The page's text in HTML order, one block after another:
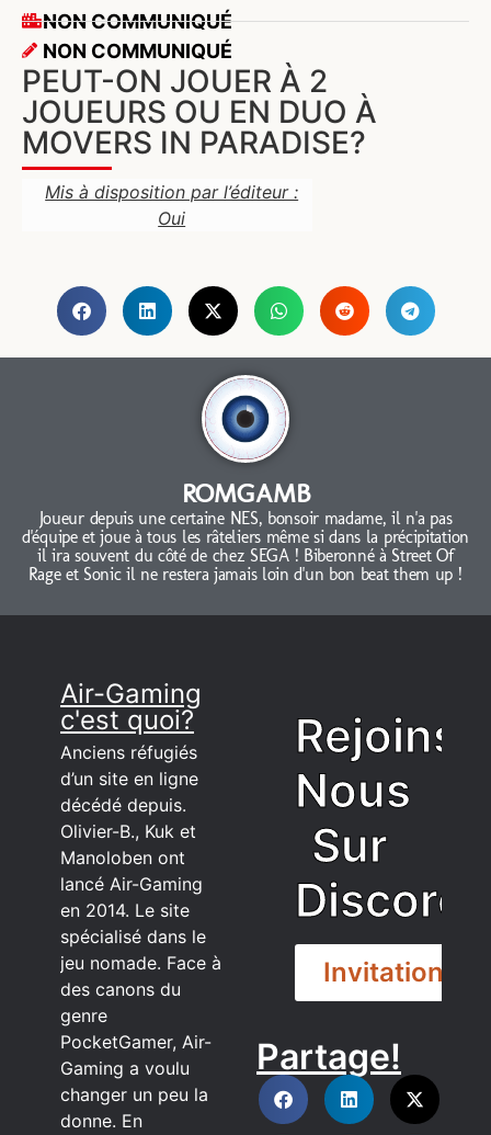
NON COMMUNIQUÉ
NON COMMUNIQUÉ
PEUT-ON JOUER À 2
JOUEURS OU EN DUO À
MOVERS IN PARADISE?
Mis à disposition par l’éditeur :
Oui
ROMGAMB
Joueur depuis une certaine NES, bonsoir madame, il n'a pas
d'équipe et joue à tous les râteliers même si dans la précipitation
il ira souvent du côté de chez SEGA ! Biberonné à Street Of
Rage et Sonic il ne restera jamais loin d'un bon beat them up !
Air-Gaming
c'est quoi?
Anciens réfugiés
d’un site en ligne
décédé depuis.
Olivier-B., Kuk et
Manoloben ont
lancé Air-Gaming
en 2014. Le site
spécialisé dans le
jeu nomade. Face à
des canons du
genre
PocketGamer, Air-
Gaming a voulu
changer un peu la
donne. En
Rejoins
Nous
Sur
Discord
Invitation
DISCORD
Partage!